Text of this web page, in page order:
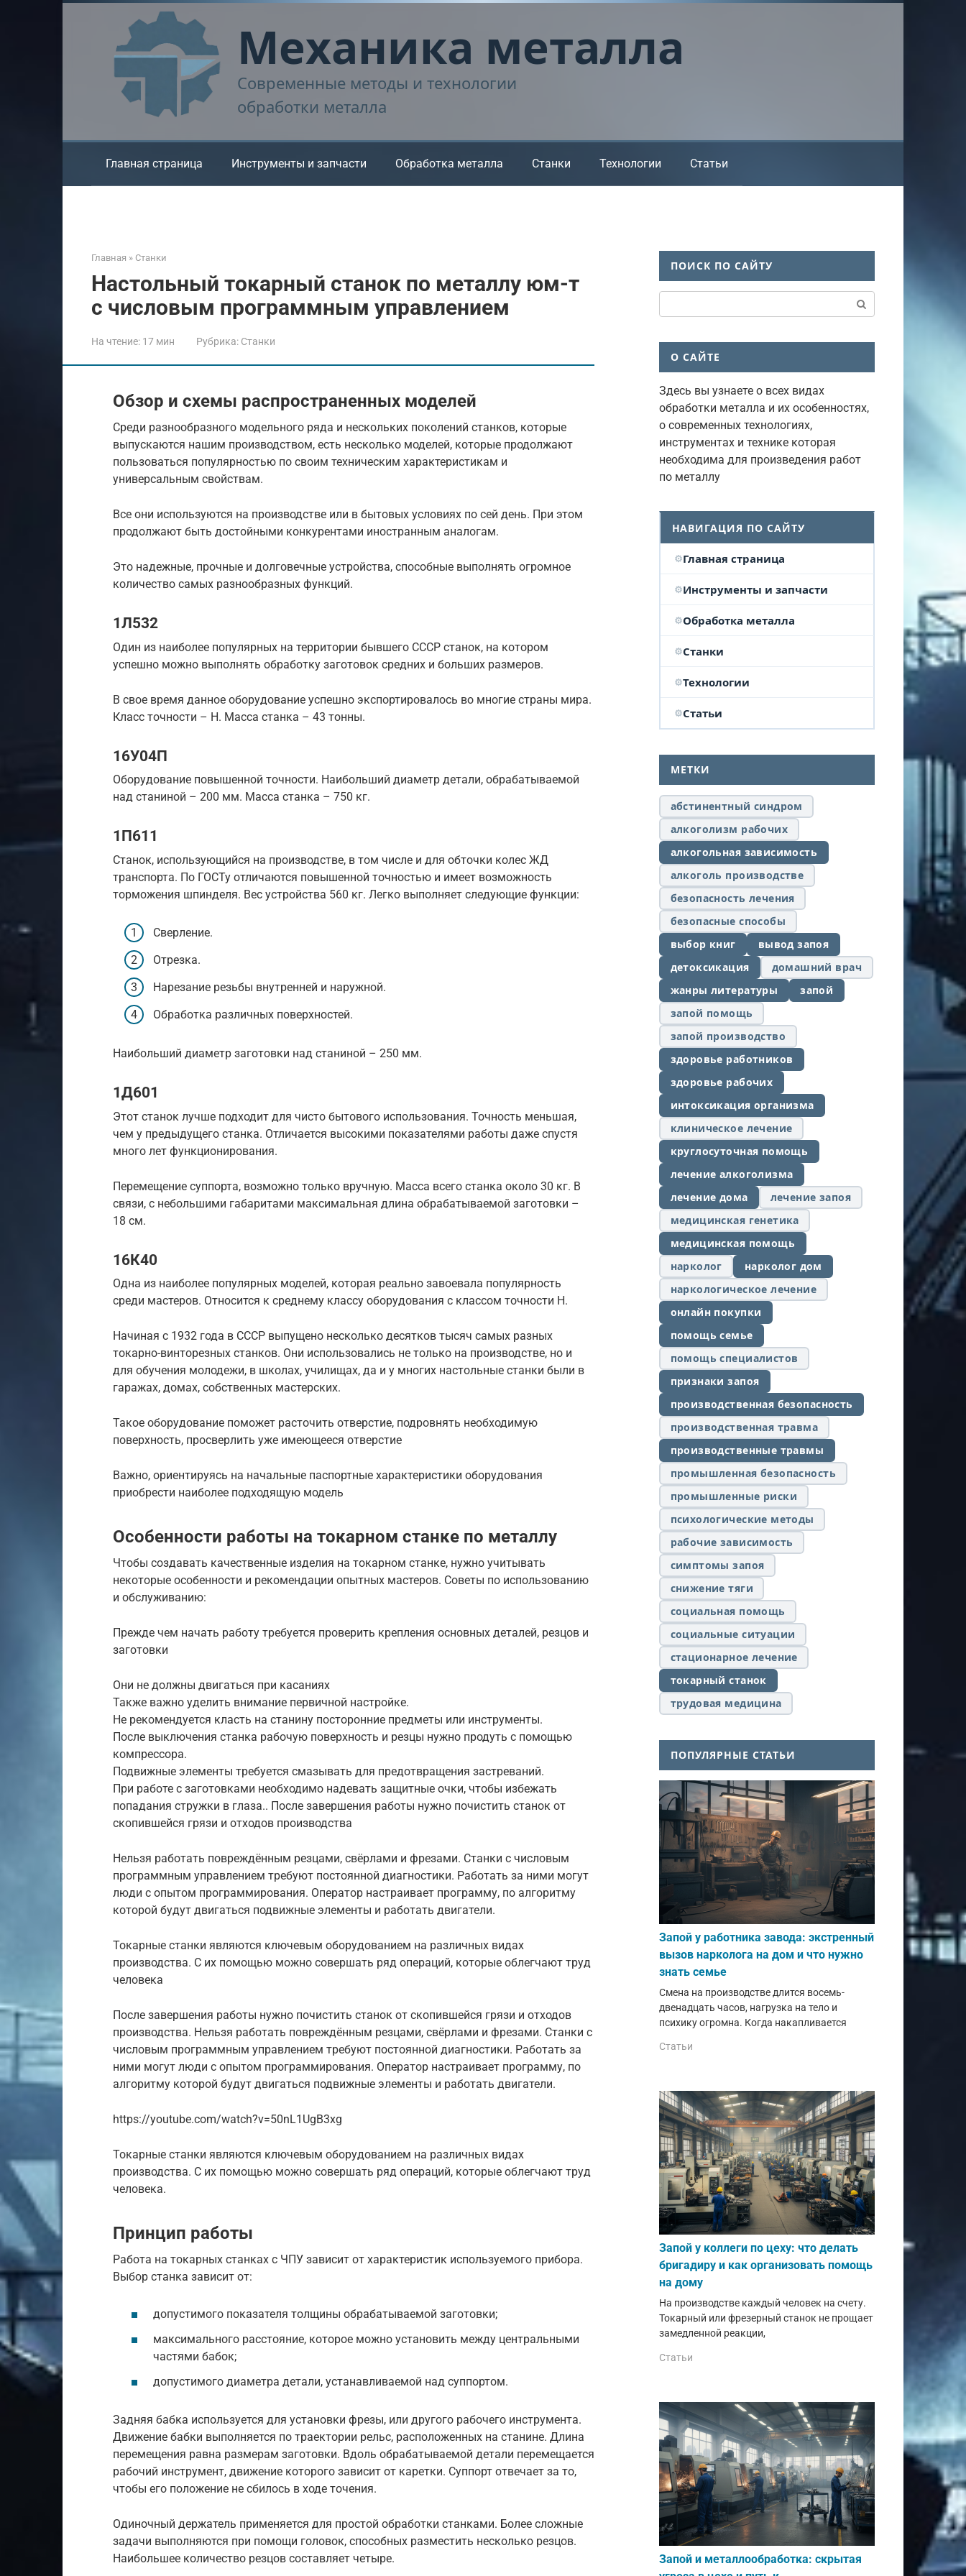
Механика металла
Современные методы и технологии
обработки металла
Главная страница Инструменты и запчасти Обработка металла Станки Технологии Статьи
Главная » Станки
Настольный токарный станок по металлу юм-т
с числовым программным управлением
На чтение: 17 мин Рубрика: Станки
Обзор и схемы распространенных моделей
Среди разнообразного модельного ряда и нескольких поколений станков, которые
выпускаются нашим производством, есть несколько моделей, которые продолжают
пользоваться популярностью по своим техническим характеристикам и
универсальным свойствам.
Все они используются на производстве или в бытовых условиях по сей день. При этом
продолжают быть достойными конкурентами иностранным аналогам.
Это надежные, прочные и долговечные устройства, способные выполнять огромное
количество самых разнообразных функций.
1Л532
Один из наиболее популярных на территории бывшего СССР станок, на котором
успешно можно выполнять обработку заготовок средних и больших размеров.
В свое время данное оборудование успешно экспортировалось во многие страны мира.
Класс точности – Н. Масса станка – 43 тонны.
16У04П
Оборудование повышенной точности. Наибольший диаметр детали, обрабатываемой
над станиной – 200 мм. Масса станка – 750 кг.
1П611
Станок, использующийся на производстве, в том числе и для обточки колес ЖД
транспорта. По ГОСТу отличаются повышенной точностью и имеет возможность
торможения шпинделя. Вес устройства 560 кг. Легко выполняет следующие функции:
Сверление.
Отрезка.
Нарезание резьбы внутренней и наружной.
Обработка различных поверхностей.
Наибольший диаметр заготовки над станиной – 250 мм.
1Д601
Этот станок лучше подходит для чисто бытового использования. Точность меньшая,
чем у предыдущего станка. Отличается высокими показателями работы даже спустя
много лет функционирования.
Перемещение суппорта, возможно только вручную. Масса всего станка около 30 кг. В
связи, с небольшими габаритами максимальная длина обрабатываемой заготовки –
18 см.
16К40
Одна из наиболее популярных моделей, которая реально завоевала популярность
среди мастеров. Относится к среднему классу оборудования с классом точности Н.
Начиная с 1932 года в СССР выпущено несколько десятков тысяч самых разных
токарно-винторезных станков. Они использовались не только на производстве, но и
для обучения молодежи, в школах, училищах, да и у многих настольные станки были в
гаражах, домах, собственных мастерских.
Такое оборудование поможет расточить отверстие, подровнять необходимую
поверхность, просверлить уже имеющееся отверстие
Важно, ориентируясь на начальные паспортные характеристики оборудования
приобрести наиболее подходящую модель
Особенности работы на токарном станке по металлу
Чтобы создавать качественные изделия на токарном станке, нужно учитывать
некоторые особенности и рекомендации опытных мастеров. Советы по использованию
и обслуживанию:
Прежде чем начать работу требуется проверить крепления основных деталей, резцов и
заготовки
Они не должны двигаться при касаниях
Также важно уделить внимание первичной настройке.
Не рекомендуется класть на станину посторонние предметы или инструменты.
После выключения станка рабочую поверхность и резцы нужно продуть с помощью
компрессора.
Подвижные элементы требуется смазывать для предотвращения застреваний.
При работе с заготовками необходимо надевать защитные очки, чтобы избежать
попадания стружки в глаза.. После завершения работы нужно почистить станок от
скопившейся грязи и отходов производства
Нельзя работать повреждённым резцами, свёрлами и фрезами. Станки с числовым
программным управлением требуют постоянной диагностики. Работать за ними могут
люди с опытом программирования. Оператор настраивает программу, по алгоритму
которой будут двигаться подвижные элементы и работать двигатели.
Токарные станки являются ключевым оборудованием на различных видах
производства. С их помощью можно совершать ряд операций, которые облегчают труд
человека
После завершения работы нужно почистить станок от скопившейся грязи и отходов
производства. Нельзя работать повреждённым резцами, свёрлами и фрезами. Станки с
числовым программным управлением требуют постоянной диагностики. Работать за
ними могут люди с опытом программирования. Оператор настраивает программу, по
алгоритму которой будут двигаться подвижные элементы и работать двигатели.
https://youtube.com/watch?v=50nL1UgB3xg
Токарные станки являются ключевым оборудованием на различных видах
производства. С их помощью можно совершать ряд операций, которые облегчают труд
человека.
Принцип работы
Работа на токарных станках с ЧПУ зависит от характеристик используемого прибора.
Выбор станка зависит от:
допустимого показателя толщины обрабатываемой заготовки;
максимального расстояние, которое можно установить между центральными
частями бабок;
допустимого диаметра детали, устанавливаемой над суппортом.
Задняя бабка используется для установки фрезы, или другого рабочего инструмента.
Движение бабки выполняется по траектории рельс, расположенных на станине. Длина
перемещения равна размерам заготовки. Вдоль обрабатываемой детали перемещается
рабочий инструмент, движение которого зависит от каретки. Суппорт отвечает за то,
чтобы его положение не сбилось в ходе точения.
Одиночный держатель применяется для простой обработки станками. Более сложные
задачи выполняются при помощи головок, способных разместить несколько резцов.
Наибольшее количество резцов составляет четыре.
ПОИСК ПО САЙТУ
О САЙТЕ
Здесь вы узнаете о всех видах
обработки металла и их особенностях,
о современных технологиях,
инструментах и технике которая
необходима для произведения работ
по металлу
НАВИГАЦИЯ ПО САЙТУ
Главная страница
Инструменты и запчасти
Обработка металла
Станки
Технологии
Статьи
МЕТКИ
абстинентный синдром
алкоголизм рабочих
алкогольная зависимость
алкоголь производстве
безопасность лечения
безопасные способы
выбор книг
вывод запоя
детоксикация
домашний врач
жанры литературы
запой
запой помощь
запой производство
здоровье работников
здоровье рабочих
интоксикация организма
клиническое лечение
круглосуточная помощь
лечение алкоголизма
лечение дома
лечение запоя
медицинская генетика
медицинская помощь
нарколог
нарколог дом
наркологическое лечение
онлайн покупки
помощь семье
помощь специалистов
признаки запоя
производственная безопасность
производственная травма
производственные травмы
промышленная безопасность
промышленные риски
психологические методы
рабочие зависимость
симптомы запоя
снижение тяги
социальная помощь
социальные ситуации
стационарное лечение
токарный станок
трудовая медицина
ПОПУЛЯРНЫЕ СТАТЬИ
Запой у работника завода: экстренный
вызов нарколога на дом и что нужно
знать семье
Смена на производстве длится восемь-
двенадцать часов, нагрузка на тело и
психику огромна. Когда накапливается
Статьи
Запой у коллеги по цеху: что делать
бригадиру и как организовать помощь
на дому
На производстве каждый человек на счету.
Токарный или фрезерный станок не прощает
замедленной реакции,
Статьи
Запой и металлообработка: скрытая